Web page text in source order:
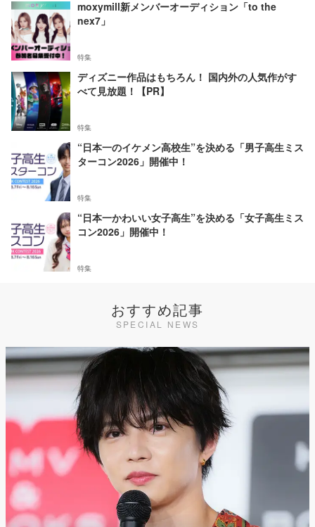
moxymill新メンバーオーディション「to the
nex7」
特集
ディズニー作品はもちろん！ 国内外の人気作がす
べて見放題！【PR】
特集
“日本一のイケメン高校生”を決める「男子高生ミス
ターコン2026」開催中！
特集
“日本一かわいい女子高生”を決める「女子高生ミス
コン2026」開催中！
特集
おすすめ記事
SPECIAL NEWS